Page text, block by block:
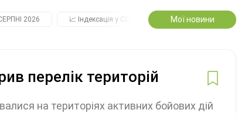
2026 📈 Індексація у СЕРПНІ 2️⃣0️⃣2️⃣7️⃣ Усі
Мої новини
перелік територій
на територіях активних бойових дій